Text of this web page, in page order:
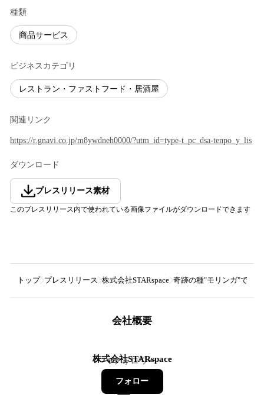
種類
商品サービス
ビジネスカテゴリ
レストラン・ファストフード・居酒屋
関連リンク
https://r.gnavi.co.jp/m8ywdneh0000/?utm_id=type-t_pc_dsa-tenpo_y_lis
ダウンロード
プレスリリース素材
このプレスリリース内で使われている画像ファイルがダウンロードできます
トップ プレスリリース 株式会社STARspace 奇跡の種"モリンガ"で実
会社概要
株式会社STARspace
0フォロワー
フォロー